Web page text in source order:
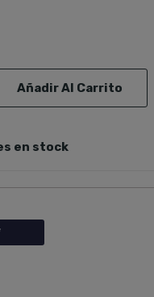
Añadir Al Carrito
en stock